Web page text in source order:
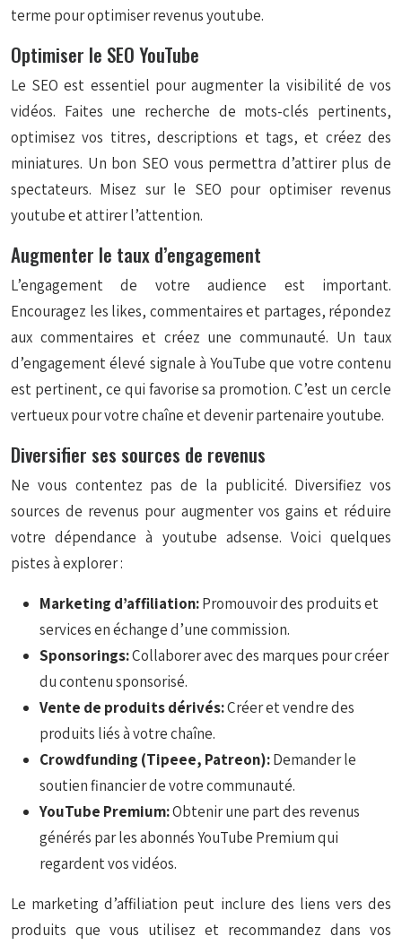
terme pour optimiser revenus youtube.
Optimiser le SEO YouTube
Le SEO est essentiel pour augmenter la visibilité de vos
vidéos. Faites une recherche de mots-clés pertinents,
optimisez vos titres, descriptions et tags, et créez des
miniatures. Un bon SEO vous permettra d’attirer plus de
spectateurs. Misez sur le SEO pour optimiser revenus
youtube et attirer l’attention.
Augmenter le taux d’engagement
L’engagement de votre audience est important.
Encouragez les likes, commentaires et partages, répondez
aux commentaires et créez une communauté. Un taux
d’engagement élevé signale à YouTube que votre contenu
est pertinent, ce qui favorise sa promotion. C’est un cercle
vertueux pour votre chaîne et devenir partenaire youtube.
Diversifier ses sources de revenus
Ne vous contentez pas de la publicité. Diversifiez vos
sources de revenus pour augmenter vos gains et réduire
votre dépendance à youtube adsense. Voici quelques
pistes à explorer :
Marketing d’affiliation:Promouvoir des produits et
services en échange d’une commission.
Sponsorings:Collaborer avec des marques pour créer
du contenu sponsorisé.
Vente de produits dérivés:Créer et vendre des
produits liés à votre chaîne.
Crowdfunding (Tipeee, Patreon):Demander le
soutien financier de votre communauté.
YouTube Premium:Obtenir une part des revenus
générés par les abonnés YouTube Premium qui
regardent vos vidéos.
Le marketing d’affiliation peut inclure des liens vers des
produits que vous utilisez et recommandez dans vos